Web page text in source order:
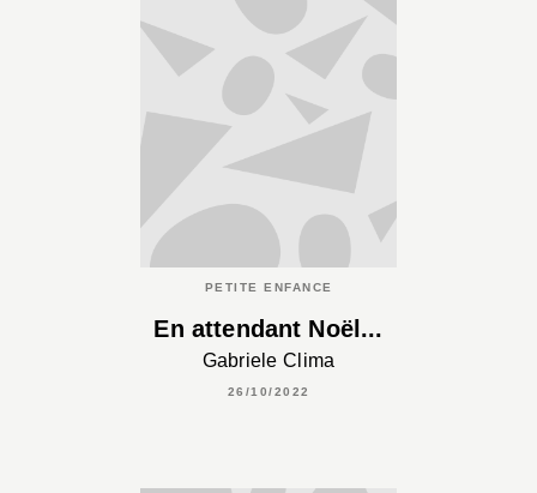
PETITE ENFANCE
En attendant Noël...
Gabriele Clima
26/10/2022